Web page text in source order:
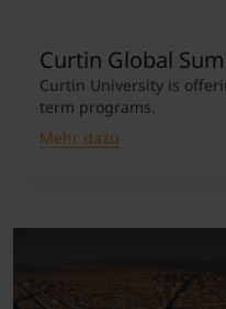
Curtin Global
Curtin University is
term programs.
Mehr dazu